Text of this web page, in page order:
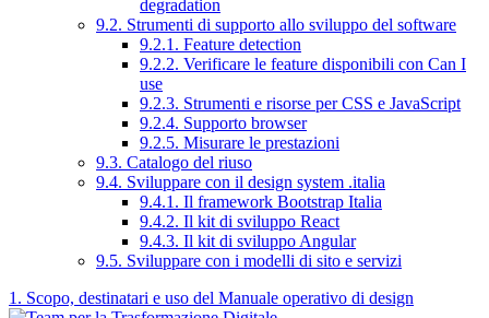
degradation
9.2. Strumenti di supporto allo sviluppo del software
9.2.1. Feature detection
9.2.2. Verificare le feature disponibili con Can I
use
9.2.3. Strumenti e risorse per CSS e JavaScript
9.2.4. Supporto browser
9.2.5. Misurare le prestazioni
9.3. Catalogo del riuso
9.4. Sviluppare con il design system .italia
9.4.1. Il framework Bootstrap Italia
9.4.2. Il kit di sviluppo React
9.4.3. Il kit di sviluppo Angular
9.5. Sviluppare con i modelli di sito e servizi
1. Scopo, destinatari e uso del Manuale operativo di design